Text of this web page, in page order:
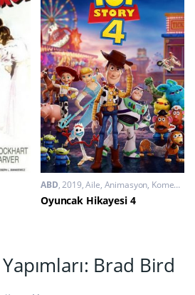
ABD 2019 Aile, Animasyon, Komedi
Oyuncak Hikayesi 4
Brad Bird